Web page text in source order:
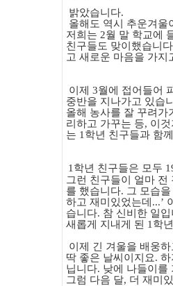
밝았습니다.
올해도 역시 추운겨울
저희는 2월 말 학교에
친구들도 맞이했습니다
고 새로운 마음을 가
이제 3월에 접어들어
중반을 지나가고 있습
올해 농사를 잘 꾸려가
리하고 가꾸는 등, 이
는 1 학년 친구들과 함
1 학년 친구들은 모두
그런 친구들이 얼마 전
를 했습니다. 그 모습
하고 재미있었는데 ...’
습니다. 참 신비한 일
새롭게 지내게 된 1 학
이제 긴 겨울을 배웅
딱 좋은 날씨이지요. 하
닙니다. 낮에 나들이를
그럼 다음 달, 더 재미